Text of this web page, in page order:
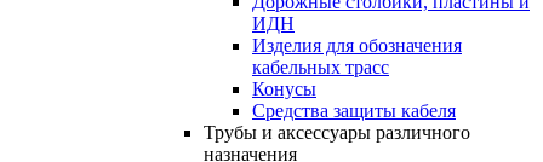
ИДН
Изделия для обозначения
кабельных трасс
Конусы
Средства защиты кабеля
Трубы и аксессуары различного
назначения